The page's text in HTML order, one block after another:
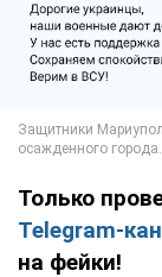
Только
Telegram-
на фейки!